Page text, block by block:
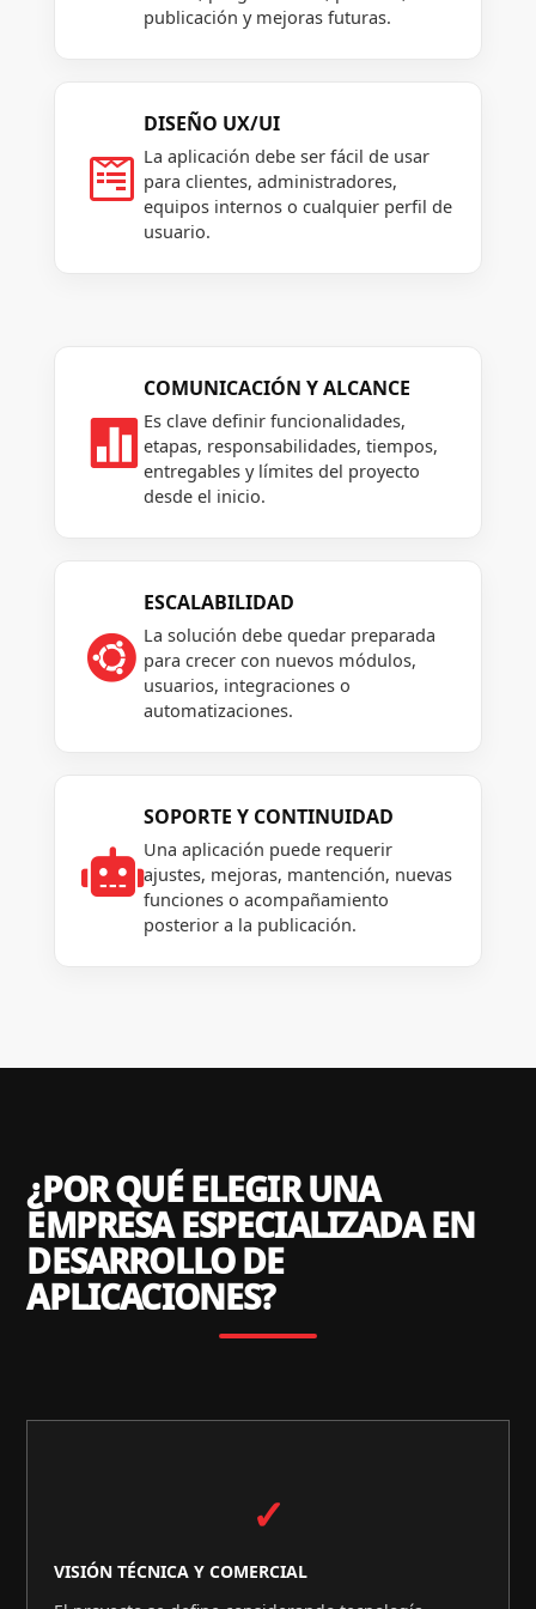
publicación y mejoras futuras.

DISEÑO UX/UI
La aplicación debe ser fácil de usar
para clientes, administradores,
equipos internos o cualquier perfil de
usuario.

COMUNICACIÓN Y ALCANCE
Es clave definir funcionalidades,
etapas, responsabilidades, tiempos,
entregables y límites del proyecto
desde el inicio.

ESCALABILIDAD
La solución debe quedar preparada
para crecer con nuevos módulos,
usuarios, integraciones o
automatizaciones.

SOPORTE Y CONTINUIDAD
Una aplicación puede requerir
ajustes, mejoras, mantención, nuevas
funciones o acompañamiento
posterior a la publicación.
¿POR QUÉ ELEGIR UNA
EMPRESA ESPECIALIZADA EN
DESARROLLO DE
APLICACIONES?
✓
VISIÓN TÉCNICA Y COMERCIAL